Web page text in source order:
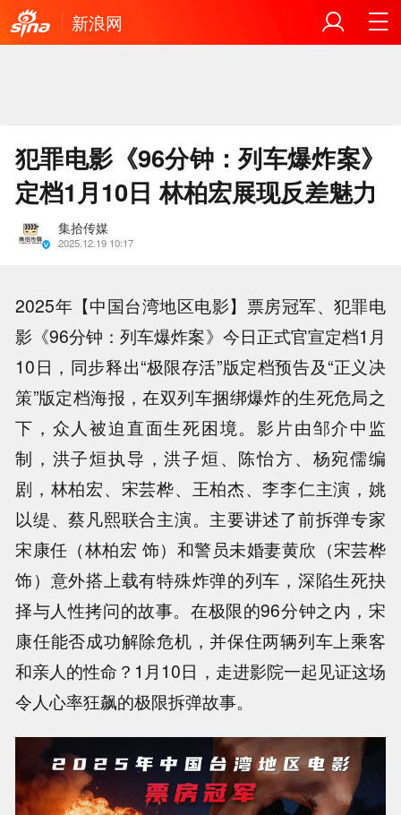
新浪网
犯罪电影《96分钟：列车爆炸案》
定档1月10日 林柏宏展现反差魅力
集拾传媒
2025.12.19 10:17
2025年【中国台湾地区电影】票房冠军、犯罪电
影《96分钟：列车爆炸案》今日正式官宣定档1月
10日，同步释出“极限存活”版定档预告及“正义决
策”版定档海报，在双列车捆绑爆炸的生死危局之
下，众人被迫直面生死困境。影片由邹介中监
制，洪子烜执导，洪子烜、陈怡方、杨宛儒编
剧，林柏宏、宋芸桦、王柏杰、李李仁主演，姚
以缇、蔡凡熙联合主演。主要讲述了前拆弹专家
宋康任（林柏宏 饰）和警员未婚妻黄欣（宋芸桦
饰）意外搭上载有特殊炸弹的列车，深陷生死抉
择与人性拷问的故事。在极限的96分钟之内，宋
康任能否成功解除危机，并保住两辆列车上乘客
和亲人的性命？1月10日，走进影院一起见证这场
令人心率狂飙的极限拆弹故事。